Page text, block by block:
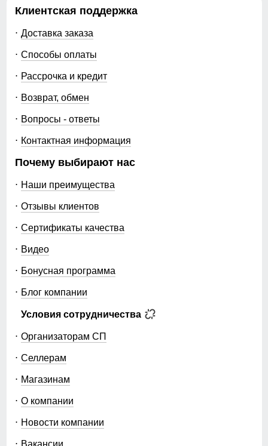
Клиентская поддержка
Доставка заказа
Способы оплаты
Рассрочка и кредит
Возврат, обмен
Вопросы - ответы
Контактная информация
Почему выбирают нас
Наши преимущества
Отзывы клиентов
Сертификаты качества
Видео
Бонусная программа
Блог компании
Условия сотрудничества
Организаторам СП
Селлерам
Магазинам
О компании
Новости компании
Вакансии